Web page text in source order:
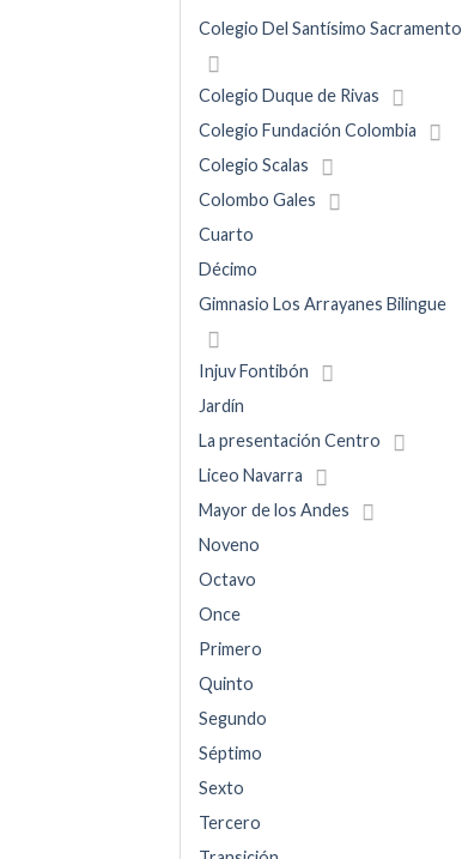
Colegio Del Santísimo Sacramento
Colegio Duque de Rivas
Colegio Fundación Colombia
Colegio Scalas
Colombo Gales
Cuarto
Décimo
Gimnasio Los Arrayanes Bilingue
Injuv Fontibón
Jardín
La presentación Centro
Liceo Navarra
Mayor de los Andes
Noveno
Octavo
Once
Primero
Quinto
Segundo
Séptimo
Sexto
Tercero